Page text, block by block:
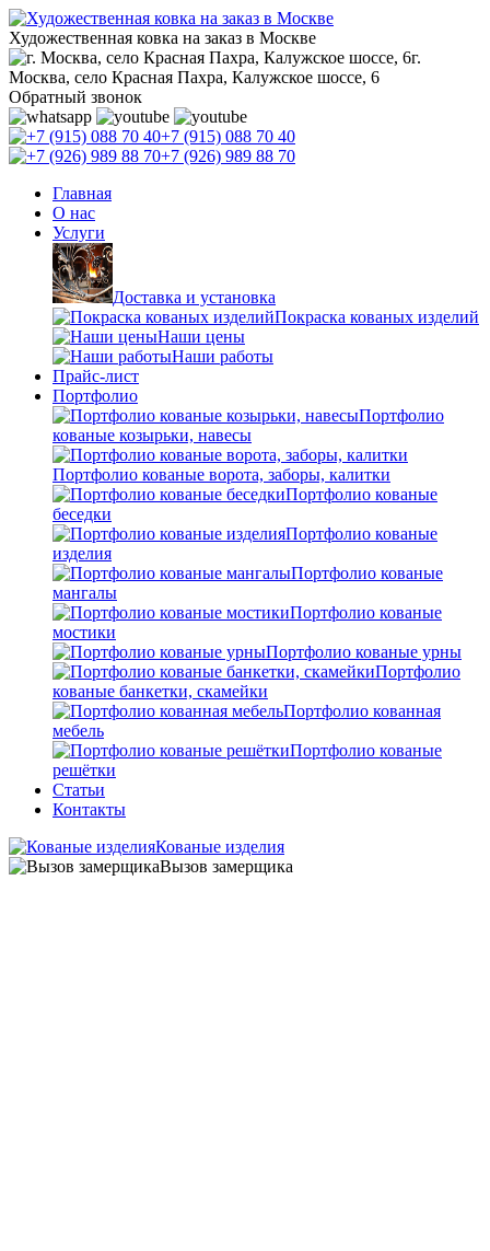
Художественная ковка на заказ в Москве
г.
Москва, село Красная Пахра, Калужское шоссе, 6
Обратный звонок
+7 (915) 088 70 40
+7 (926) 989 88 70
Главная
О нас
Услуги
Доставка и установка
Покраска кованых изделий
Наши цены
Наши работы
Прайс-лист
Портфолио
Портфолио
кованые козырьки, навесы
Портфолио кованые ворота, заборы, калитки
Портфолио кованые
беседки
Портфолио кованые
изделия
Портфолио кованые
мангалы
Портфолио кованые
мостики
Портфолио кованые урны
Портфолио
кованые банкетки, скамейки
Портфолио кованная
мебель
Портфолио кованые
решётки
Статьи
Контакты
Кованые изделия
Вызов замерщика